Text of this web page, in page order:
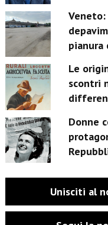
pianura
Le
scontri
Donne
Unisciti al